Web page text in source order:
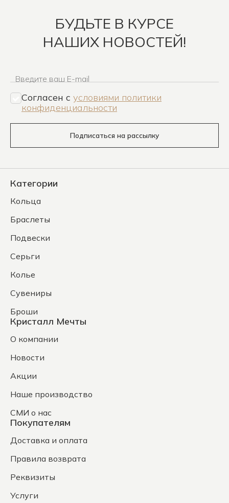
БУДЬТЕ В КУРСЕ
НАШИХ НОВОСТЕЙ!
Введите ваш E-mail
Согласен c условиями политики
конфиденциальности
Подписаться на рассылку
Категории
Кольца
Браслеты
Подвески
Серьги
Колье
Сувениры
Броши
Кристалл Мечты
О компании
Новости
Акции
Наше производство
СМИ о нас
Покупателям
Доставка и оплата
Правила возврата
Реквизиты
Услуги